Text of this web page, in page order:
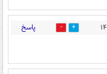
0 پاسخ